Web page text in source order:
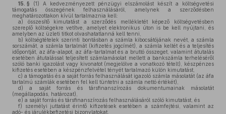
15. § (1) A kedvezményezett pénzügyi elszámolást készít a költségvetési
támogatás összegének felhasználásáról, amelynek a szerződésben
meghatározottakon kívül tartalmaznia kell:
a) összesítő kimutatást a szerződés mellékletét képező költségvetésben
szereplő költségekre vetítve, amelyet elektronikus úton is be kell nyújtani, és
amelyben az üzleti titkot olvashatatlanná kell tenni,
b) költségtételek szerinti bontásban a számla kibocsátójának nevét, a számla
sorszámát, a számla tartalmát (kifizetés jogcímét), a számla keltét és a teljesítés
időpontját, az áfa-alapot, az áfa-tartalmat és a bruttó összeget, valamint átutalás
esetében átutalással teljesített számlamásolat mellett a bankszámla terheléséről
szóló banki igazolást vagy kivonatot (megjelölve a vonatkozó tételt), készpénzes
kifizetés esetében a készpénzfelvétel tényét tartalmazó külön kimutatást,
c) a támogatás és a saját forrás felhasználását igazoló számla másolatát (az áfa
tartalmú számlák esetében fel kell tüntetni a számla nettó értékét),
d) a saját forrás és társfinanszírozás dokumentumainak másolatát
(megállapodás, határozat),
e) a saját forrás és társfinanszírozás felhasználásáról szóló kimutatást, és
f) személyi juttatást érintő kifizetések esetében a számfejtési, valamint az
adó- és járulékbefizetési bizonylatokat,